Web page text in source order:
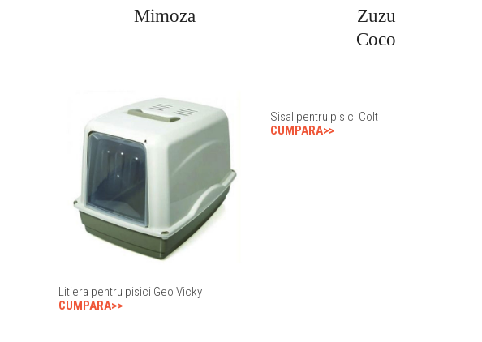
Mimoza
Zuzu
Coco
Litiera pentru pisici Geo Vicky
CUMPARA>>
Sisal pentru pisici Colt
CUMPARA>>